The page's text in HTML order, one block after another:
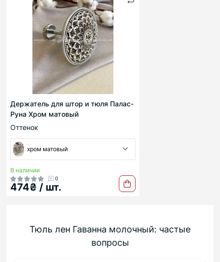
Держатель для штор и тюля Палас-
Руна Хром матовый
Оттенок
хром матовый
В наличии
0
474₴ / шт.
Тюль лен Гаванна молочный: частые
вопросы